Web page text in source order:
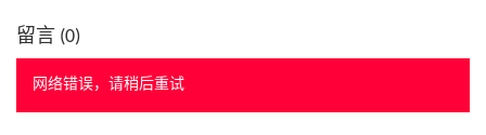
留言 (0)
网络错误，请稍后重试